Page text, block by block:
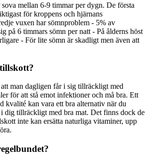
mellan 6-9 timmar per dygn. De första
för kroppens och hjärnans
vuxen har sömnproblem - 5% av
på 6 timmars sömn per natt - På ålderns höst
- För lite sömn är skadligt men även att
man dagligen får i sig tillräckligt med
för att stå emot infektioner och må bra. Ett
kvalité kan vara ett bra alternativ när du
dig tillräckligt med bra mat. Det finns dock de
inte kan ersätta naturliga vitaminer, upp